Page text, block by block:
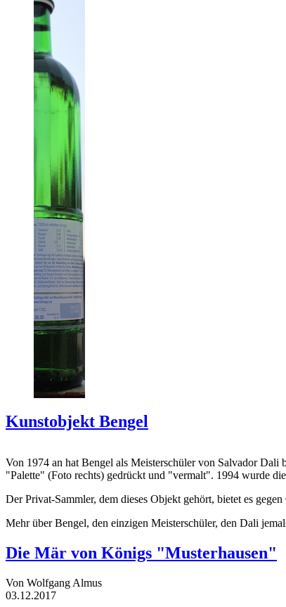
Kunstobjekt Bengel
Von 1974 an hat Bengel als Meisterschüler von Salvador
"Palette" (Foto rechts) gedrückt und "vermalt". 1994 wurde
Der Privat-Sammler, dem dieses Objekt gehört, bietet es
Mehr über Bengel, den einzigen Meisterschüler, den Dali
Die Mär von Königs "Musterhausen"
Von Wolfgang Almus
03.12.2017